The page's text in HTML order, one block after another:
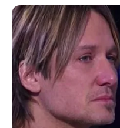
Tips & Perawatan
Event Otomotif
Daftar Harga OTR
🔥 UNIT